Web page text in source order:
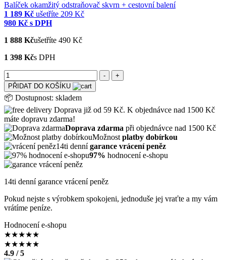
Balíček okamžitý odstraňovač skvrn + cestovní balení
1 189 Kč ušetříte 209 Kč
980 Kč s DPH
1 888 Kčušetříte 490 Kč
1 398 Kčs DPH
PŘIDAT DO KOŠÍKU
📦 Dostupnost: skladem
Doprava již od 59 Kč. K objednávce nad 1500 Kč
máte dopravu zdarma!
Doprava zdarma při objednávce nad 1500 Kč
Možnost platby dobírkou
14ti dennígarance vrácení peněz
97% hodnocení e-shopu
14ti denní garance vrácení peněz
Pokud nejste s výrobkem spokojeni, jednoduše jej vraťte a my vám
vrátíme peníze.
Hodnocení e-shopu
★★★★★
★★★★★
4.9 / 5